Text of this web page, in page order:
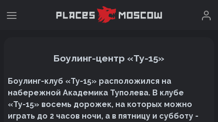
Боулинг-центр «Ту-15»
Боулинг-клуб «Ту-15» расположился на
набережной Академика Туполева. В клубе
«Ту-15» восемь дорожек, на которых можно
играть до 2 часов ночи, а в пятницу и субботу -